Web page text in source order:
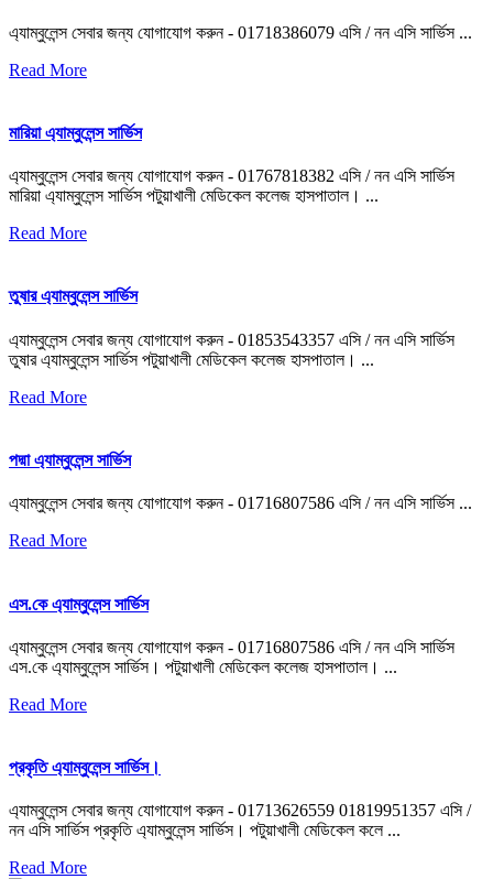
এ্যাম্বুলেন্স সেবার জন্য যোগাযোগ করুন - 01718386079 এসি / নন এসি সার্ভিস ...
Read More
মারিয়া এ্যাম্বুলেন্স সার্ভিস
এ্যাম্বুলেন্স সেবার জন্য যোগাযোগ করুন - 01767818382 এসি / নন এসি সার্ভিস
মারিয়া এ্যাম্বুলেন্স সার্ভিস পটুয়াখালী মেডিকেল কলেজ হাসপাতাল। ...
Read More
তুষার এ্যাম্বুলেন্স সার্ভিস
এ্যাম্বুলেন্স সেবার জন্য যোগাযোগ করুন - 01853543357 এসি / নন এসি সার্ভিস
তুষার এ্যাম্বুলেন্স সার্ভিস পটুয়াখালী মেডিকেল কলেজ হাসপাতাল। ...
Read More
পদ্মা এ্যাম্বুলেন্স সার্ভিস
এ্যাম্বুলেন্স সেবার জন্য যোগাযোগ করুন - 01716807586 এসি / নন এসি সার্ভিস ...
Read More
এস.কে এ্যাম্বুলেন্স সার্ভিস
এ্যাম্বুলেন্স সেবার জন্য যোগাযোগ করুন - 01716807586 এসি / নন এসি সার্ভিস
এস.কে এ্যাম্বুলেন্স সার্ভিস। পটুয়াখালী মেডিকেল কলেজ হাসপাতাল। ...
Read More
প্রকৃতি এ্যাম্বুলেন্স সার্ভিস।
এ্যাম্বুলেন্স সেবার জন্য যোগাযোগ করুন - 01713626559 01819951357 এসি /
নন এসি সার্ভিস প্রকৃতি এ্যাম্বুলেন্স সার্ভিস। পটুয়াখালী মেডিকেল কলে ...
Read More